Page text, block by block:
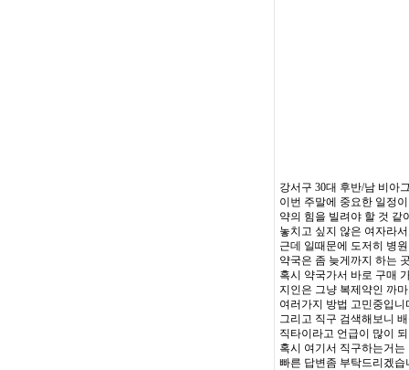
강서구 30대 후반/남 비아
이번 주말에 중요한 일정
약의 힘을 빌려야 할 것 같
놓치고 싶지 않은 여자라
근데 일때문에 도저히 병
약국은 좀 늦게까지 하는
혹시 약국가서 바로 구매
지인은 그냥 복제약인 까
여러가지 방법 고민중입니
그리고 직구 검색해보니
직타이라고 언급이 많이
혹시 여기서 직구하는거는
빠른 답변좀 부탁드리겠